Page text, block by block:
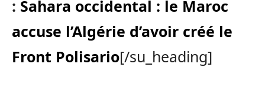
: Sahara occidental : le Maroc
accuse l’Algérie d’avoir créé le
Front Polisario[/su_heading]